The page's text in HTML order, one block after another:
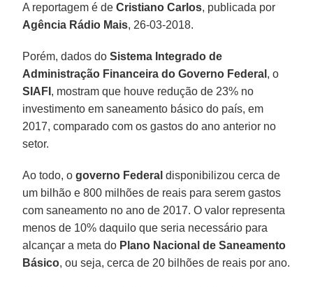
A reportagem é deCristiano Carlos, publicada por
Agência Rádio Mais, 26-03-2018.
Porém, dados doSistema Integrado de
Administração Financeira do Governo Federal , o
SIAFI , mostram que houve redução de 23% no
investimento em saneamento básico do país, em
2017, comparado com os gastos do ano anterior no
setor.
Ao todo, ogoverno Federal disponibilizou cerca de
um bilhão e 800 milhões de reais para serem gastos
com saneamento no ano de 2017. O valor representa
menos de 10% daquilo que seria necessário para
alcançar a meta do Plano Nacional de Saneamento
Básico, ou seja, cerca de 20 bilhões de reais por ano.